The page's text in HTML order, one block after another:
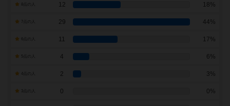
12 18%
7点の人 29 44%
11 17%
4 6%
2 3%
0 0%